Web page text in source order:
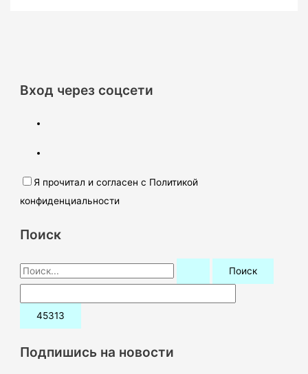
Вход через соцсети
Я прочитал и согласен с Политикой
конфиденциальности
Поиск
П
о
и
:Подпишись на новости